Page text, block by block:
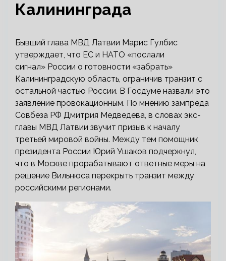
Калининграда
Бывший глава МВД Латвии Марис Гулбис
утверждает, что ЕС и НАТО «послали
сигнал» России о готовности «забрать»
Калининградскую область, ограничив транзит с
остальной частью России. В Госдуме назвали это
заявление провокационным. По мнению зампреда
Совбеза РФ Дмитрия Медведева, в словах экс-
главы МВД Латвии звучит призыв к началу
третьей мировой войны. Между тем помощник
президента России Юрий Ушаков подчеркнул,
что в Москве прорабатывают ответные меры на
решение Вильнюса перекрыть транзит между
российскими регионами.